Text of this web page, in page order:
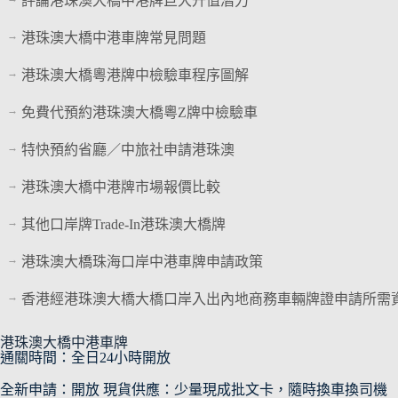
港珠澳大橋中港車牌常見問題
港珠澳大橋粵港牌中檢驗車程序圖解
免費代預約港珠澳大橋粵Z牌中檢驗車
特快預約省廳／中旅社申請港珠澳
港珠澳大橋中港牌市場報價比較
其他口岸牌Trade-In港珠澳大橋牌
港珠澳大橋珠海口岸中港車牌申請政策
香港經港珠澳大橋大橋口岸入出內地商務車輛牌證申請所需
港珠澳大橋中港車牌
通關時間：全日24小時開放
全新申請：開放 現貨供應：少量現成批文卡，隨時換車換司機